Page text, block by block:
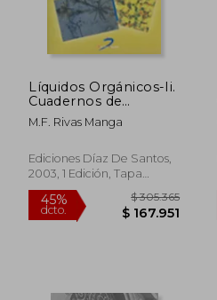
Líquidos Orgánicos-Ii.
Cuadernos de
Citopatología-2
M.F. Rivas Manga
Ediciones Díaz De Santos,
2003, 1 Edición, Tapa
Blanda, Nuevo